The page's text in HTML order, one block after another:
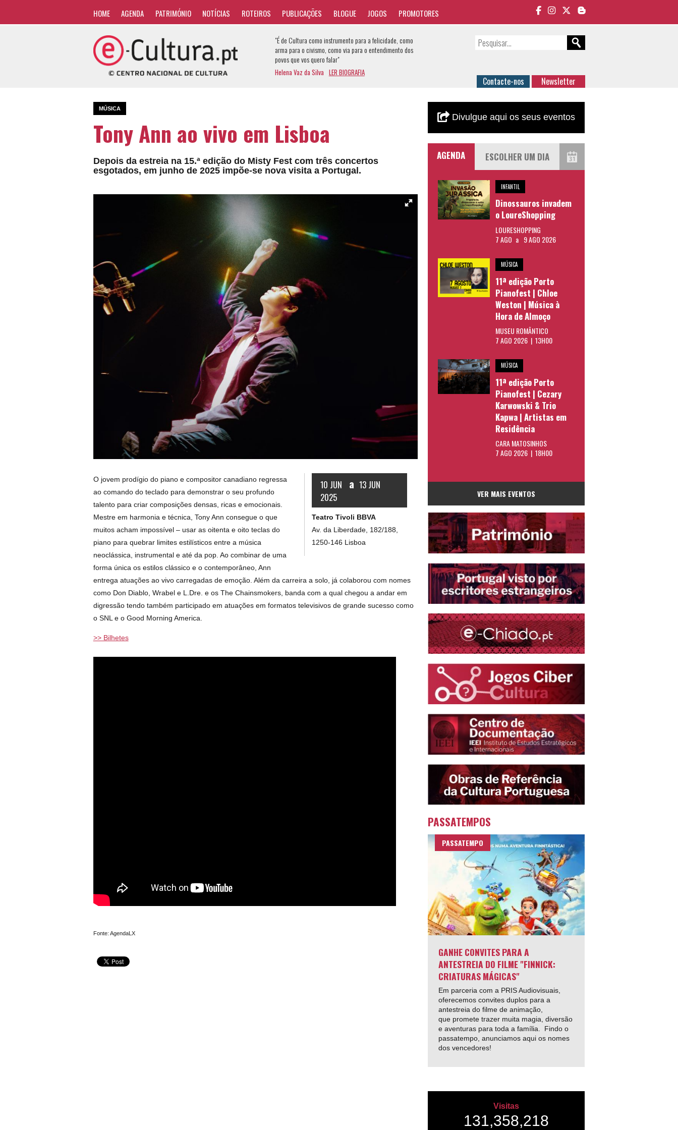
HOME AGENDA PATRIMÓNIO NOTÍCIAS ROTEIROS PUBLICAÇÕES BLOGUE JOGOS PROMOTORES
"É de Cultura como instrumento para a felicidade, como
arma para o civismo, como via para o entendimento dos
povos que vos quero falar"
Helena Vaz da Silva LER BIOGRAFIA
Contacte-nos Newsletter
MÚSICA
Tony Ann ao vivo em Lisboa
Depois da estreia na 15.ª edição do Misty Fest com três concertos
esgotados, em junho de 2025 impõe-se nova visita a Portugal.
10 JUN a 13 JUN
2025
Teatro Tivoli BBVA
Av. da Liberdade, 182/188,
1250-146 Lisboa
O jovem prodígio do piano e compositor canadiano regressa
ao comando do teclado para demonstrar o seu profundo
talento para criar composições densas, ricas e emocionais.
Mestre em harmonia e técnica, Tony Ann consegue o que
muitos acham impossível – usar as oitenta e oito teclas do
piano para quebrar limites estilísticos entre a música
neoclássica, instrumental e até da pop. Ao combinar de uma
forma única os estilos clássico e o contemporâneo, Ann
entrega atuações ao vivo carregadas de emoção. Além da carreira a solo, já colaborou com nomes
como Don Diablo, Wrabel e L.Dre. e os The Chainsmokers, banda com a qual chegou a andar em
digressão tendo também participado em atuações em formatos televisivos de grande sucesso como
o SNL e o Good Morning America.
>> Bilhetes
Fonte: AgendaLX
Divulgue aqui os seus eventos
AGENDA
INFANTIL
Dinossauros invadem
o LoureShopping
LOURESHOPPING
7 AGO a 9 AGO 2026
MÚSICA
11ª edição Porto
Pianofest | Chloe
Weston | Música à
Hora de Almoço
MUSEU ROMÂNTICO
7 AGO 2026 | 13H00
MÚSICA
11ª edição Porto
Pianofest | Cezary
Karwowski & Trio
Kapwa | Artistas em
Residência
CARA MATOSINHOS
7 AGO 2026 | 18H00
VER MAIS EVENTOS
PASSATEMPOS
PASSATEMPO
GANHE CONVITES PARA A
ANTESTREIA DO FILME "FINNICK:
CRIATURAS MÁGICAS"
Em parceria com a PRIS Audiovisuais,
oferecemos convites duplos para a
antestreia do filme de animação,
que promete trazer muita magia, diversão
e aventuras para toda a família. Findo o
passatempo, anunciamos aqui os nomes
dos vencedores!
Visitas
131,358,218